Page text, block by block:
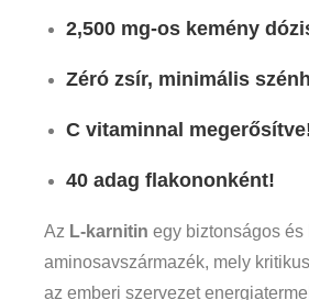
2,500 mg-os kemény
Zéró zsír, minimális
C vitaminnal
40 adag flakononként!
Az L-karnitin egy biztonságos és
aminosavszármazék, mely
az emberi szervezet